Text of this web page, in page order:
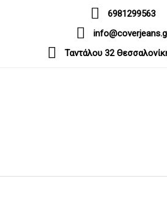
6981299563
Ταντάλου 32